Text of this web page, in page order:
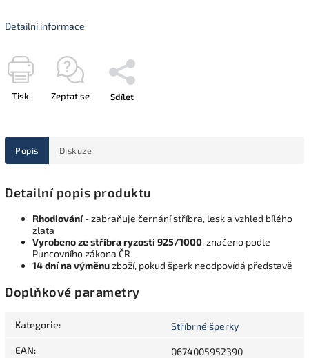
Detailní informace
Tisk Zeptat se Sdílet
Popis Diskuze
Detailní popis produktu
Rhodiování- zabraňuje černání stříbra, lesk a vzhled bílého
zlata
Vyrobeno ze stříbra ryzosti 925/1000, značeno podle
Puncovního zákona ČR
14 dní na výměnuzboží, pokud šperk neodpovídá představě
Doplňkové parametry
Kategorie: Stříbrné šperky
EAN: 0674005952390